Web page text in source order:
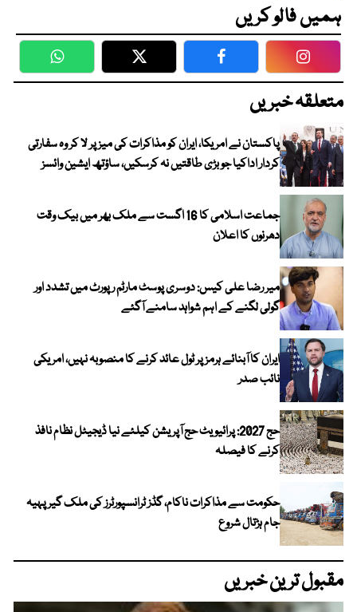
ہمیں فالو کریں
WhatsApp Twitter Facebook
متعلقہ خبریں
پاکستان نے امریکا، ایران کو مذاکرات کی میز پر لا کر وہ سفارتی
کردار اداکیا جو بڑی طاقتیں نہ کرسکیں، ساؤتھ ایشین وائسز
جماعت اسلامی کا 16 اگست سے ملک بھر میں بیک وقت
دھرنوں کا اعلان
میر رضا علی کیس: دوسری پوسٹ مارٹم رپورٹ میں تشدد اور
گولی لگنے کے اہم شواہد سامنے آگئے
ایران کا آبنائے ہرمز پر ٹول عائد کرنے کا منصوبہ نہیں، امریکی
نائب صدر
حج 2027: پرائیویٹ حج آپریشن کیلئے نیا ڈیجیٹل نظام نافذ
کرنے کا فیصلہ
حکومت سے مذاکرات ناکام، گڈز ٹرانسپورٹرز کی ملک گیر پہیہ
جام ہڑتال شروع
مقبول ترین خبریں